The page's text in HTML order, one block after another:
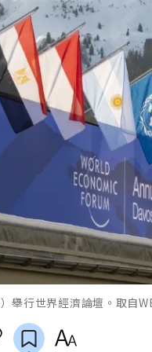
舉行世界經濟論壇。取自